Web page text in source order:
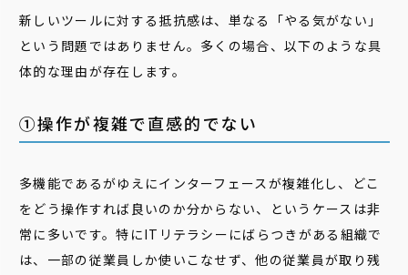
新しいツールに対する抵抗感は、単なる「やる気がない」
という問題ではありません。多くの場合、以下のような具
体的な理由が存在します。
①操作が複雑で直感的でない
多機能であるがゆえにインターフェースが複雑化し、どこ
をどう操作すれば良いのか分からない、というケースは非
常に多いです。特にITリテラシーにばらつきがある組織で
は、一部の従業員しか使いこなせず、他の従業員が取り残